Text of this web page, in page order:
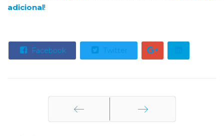
adicional!
Facebook Twitter